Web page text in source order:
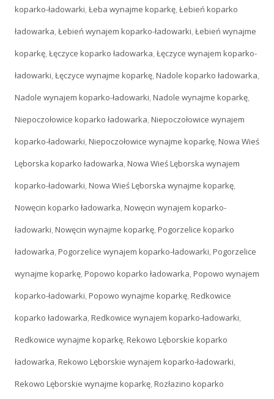
koparko-ładowarki,Łeba wynajme koparkę,Łebień koparko
ładowarka,Łebień wynajem koparko-ładowarki,Łebień wynajme
koparkę,Łęczyce koparko ładowarka,Łęczyce wynajem koparko-
ładowarki,Łęczyce wynajme koparkę,Nadole koparko ładowarka,
Nadole wynajem koparko-ładowarki,Nadole wynajme koparkę,
Niepoczołowice koparko ładowarka,Niepoczołowice wynajem
koparko-ładowarki,Niepoczołowice wynajme koparkę,Nowa Wieś
Lęborska koparko ładowarka,Nowa Wieś Lęborska wynajem
koparko-ładowarki,Nowa Wieś Lęborska wynajme koparkę,
Nowęcin koparko ładowarka,Nowęcin wynajem koparko-
ładowarki,Nowęcin wynajme koparkę,Pogorzelice koparko
ładowarka,Pogorzelice wynajem koparko-ładowarki,Pogorzelice
wynajme koparkę,Popowo koparko ładowarka,Popowo wynajem
koparko-ładowarki,Popowo wynajme koparkę,Redkowice
koparko ładowarka,Redkowice wynajem koparko-ładowarki,
Redkowice wynajme koparkę,Rekowo Lęborskie koparko
ładowarka,Rekowo Lęborskie wynajem koparko-ładowarki,
Rekowo Lęborskie wynajme koparkę,Rozłazino koparko